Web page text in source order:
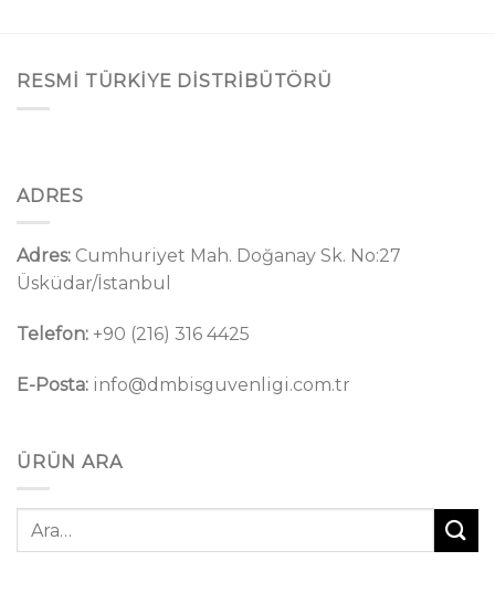
RESMI TÜRKIYE DISTRIBÜTÖRÜ
ADRES
Adres: Cumhuriyet Mah. Doğanay Sk. No:27
Üsküdar/İstanbul
Telefon: +90 (216) 316 4425
E-Posta: info@dmbisguvenligi.com.tr
ÜRÜN ARA
Ara: